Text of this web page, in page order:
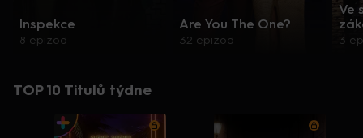
Inspekce
8 epizod
Are You The One?
32 epizod
Ve
3
TOP 10 Titulů týdne